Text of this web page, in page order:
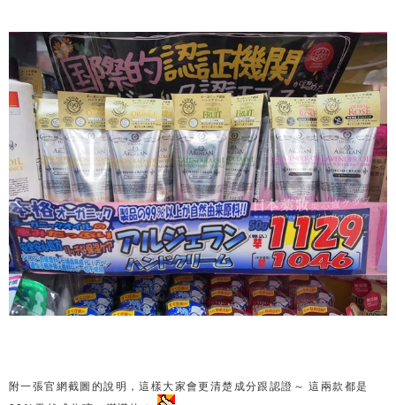
附一張官網截圖的說明，這樣大家會更清楚成分跟認證～ 這兩款都是